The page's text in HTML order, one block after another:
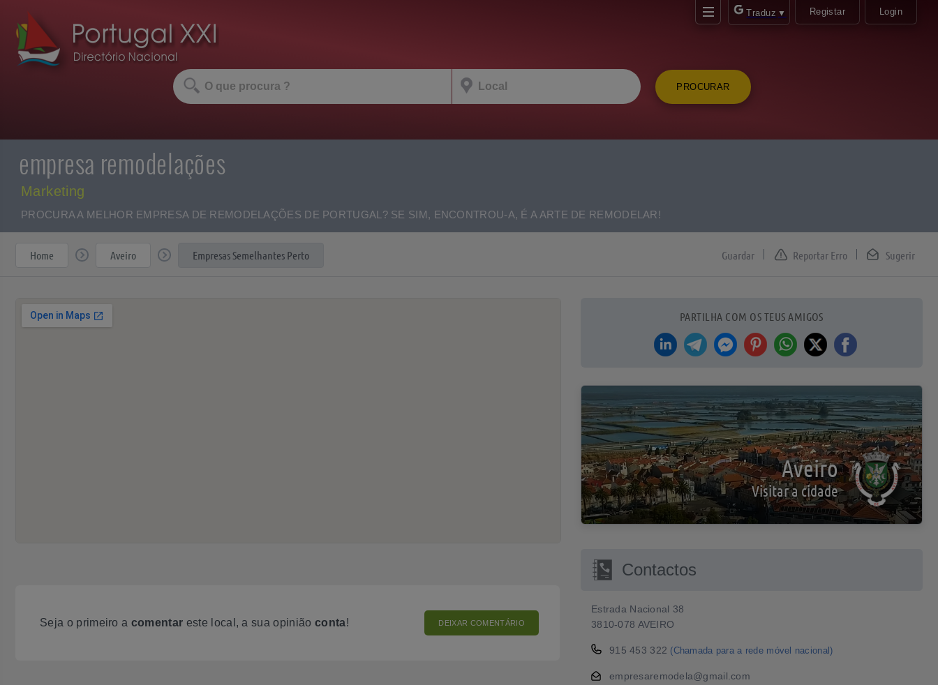
Traduz ▼ Registar Login
PROCURAR
empresa remodelações
Marketing
PROCURA A MELHOR EMPRESA DE REMODELAÇÕES DE PORTUGAL? SE SIM, ENCONTROU-A, É A ARTE DE REMODELAR!
Home Aveiro Empresas Semelhantes Perto Sugerir
Reportar Erro
Seja o primeiro a comentar este local, a sua opinião conta! DEIXAR COMENTÁRIO
PARTILHA COM OS TEUS AMIGOS
Aveiro
Visitar a cidade
Contactos
Estrada Nacional 38
3810-078 AVEIRO
915 453 322 (Chamada para a rede móvel nacional)
empresaremodela@gmail.com